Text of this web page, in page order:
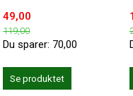
49,00
119,00
Du sparer: 70,00
Se produktet